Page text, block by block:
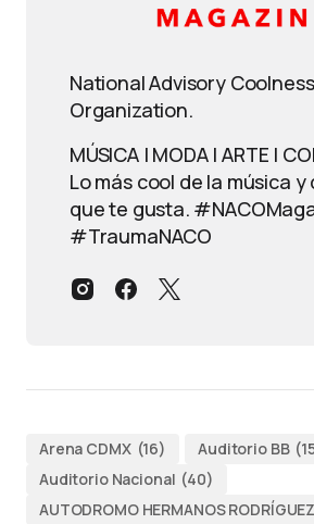
National Advisory Coolness
Organization.
MÚSICA | MODA | ARTE |
Lo más cool de la música
que te gusta.
#TraumaNACO
Arena CDMX (16) Auditorio BB
Auditorio Nacional (40)
AUTODROMO HERMANOS RODRÍGUEZ